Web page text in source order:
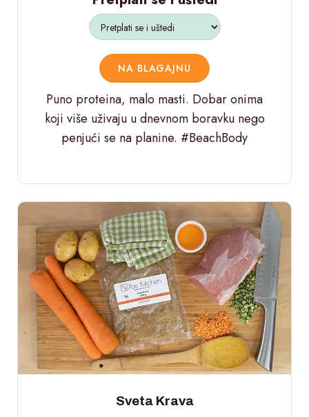
Puno proteina, malo masti. Dobar onima
koji više uživaju u dnevnom boravku nego
penjući se na planine. #BeachBody
NA BLAGAJNU
Sveta Krava